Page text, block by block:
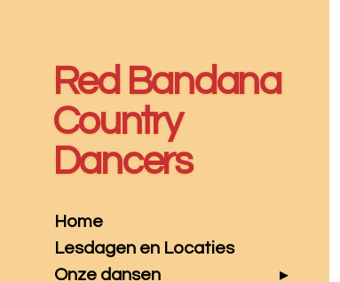
Red Bandana
Country
Dancers
Home
Lesdagen en Locaties
Onze dansen